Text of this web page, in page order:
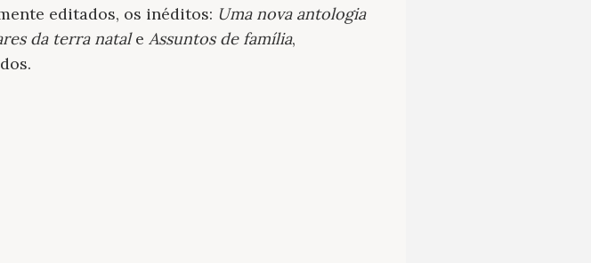
editados, os inéditos: Uma nova antologia
da terra natale Assuntos de família,